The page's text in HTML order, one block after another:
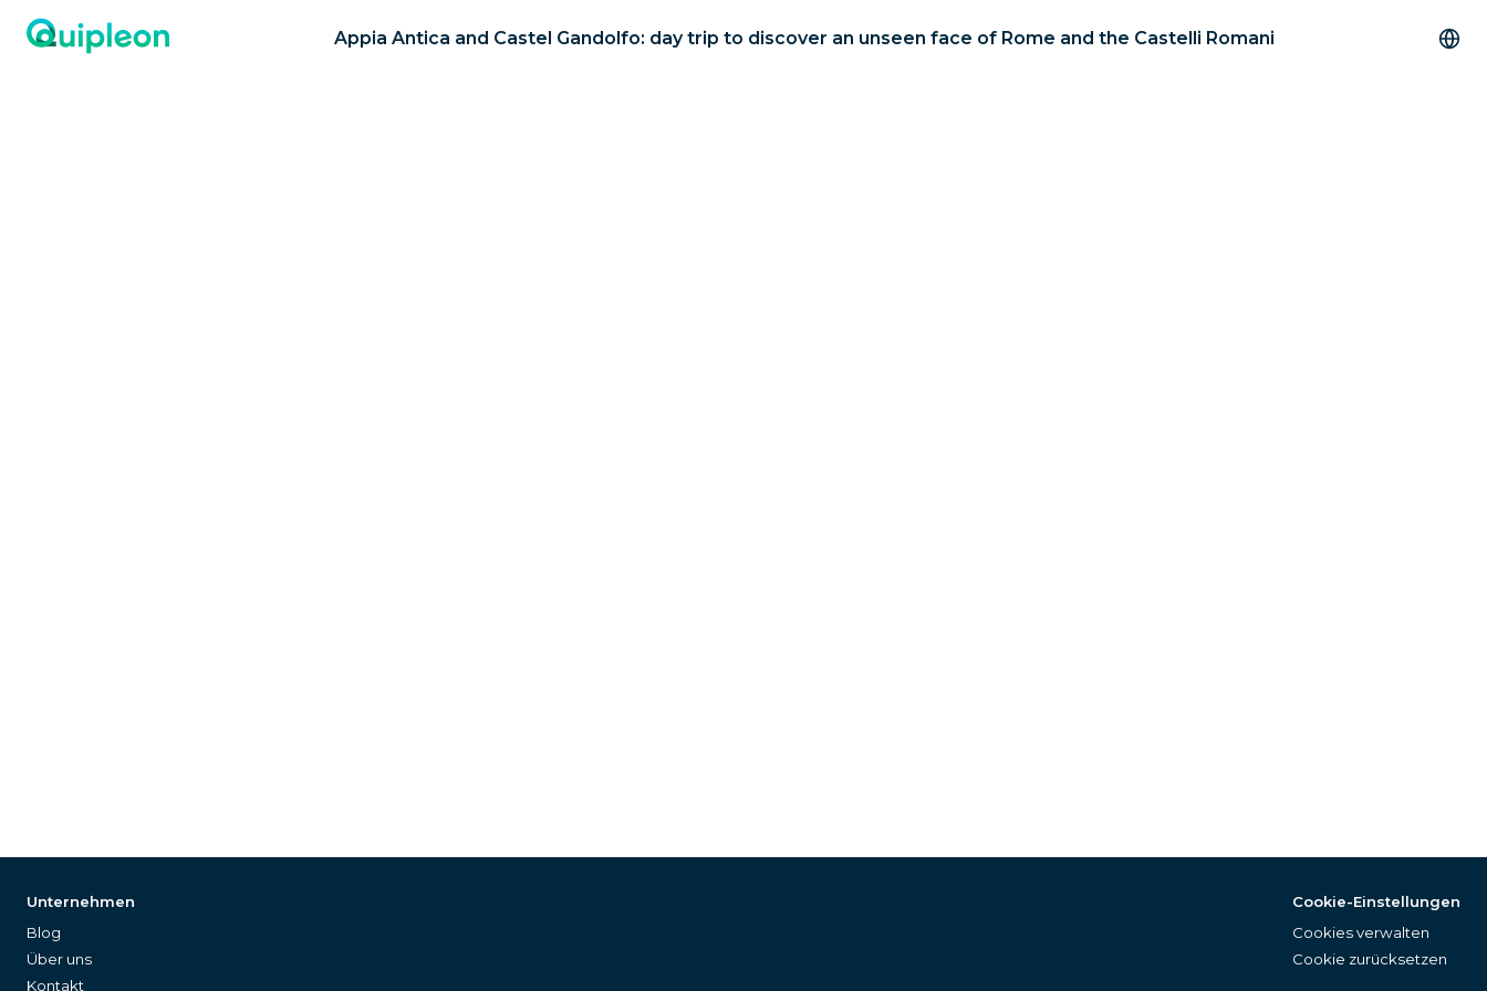
Appia Antica and Castel Gandolfo: day trip to discover an unseen face of Rome and the Castelli Romani
Unternehmen
Blog
Über uns
Kontakt
Cookie-Einstellungen
Cookies verwalten
Cookie zurücksetzen